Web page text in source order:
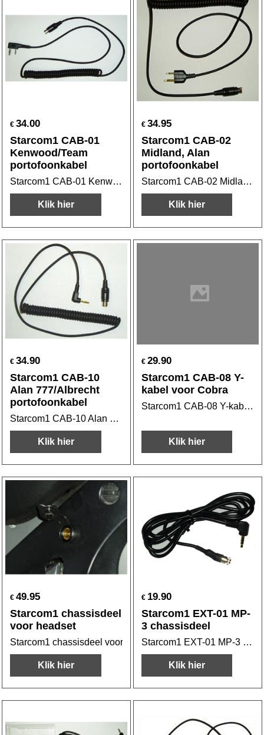
€ 34.00
Starcom1 CAB-01
Kenwood/Team
portofoonkabel
Starcom1 CAB-01 Kenwood/Team portofoonkabel
Klik hier
€ 34.95
Starcom1 CAB-02
Midland, Alan
portofoonkabel
Starcom1 CAB-02 Midland, Alan portofoonkabel
Klik hier
€ 34.90
Starcom1 CAB-10
Alan 777/Albrecht
portofoonkabel
Starcom1 CAB-10 Alan 777 portofoonkabel
Klik hier
€ 29.90
Starcom1 CAB-08 Y-
kabel voor Cobra
Starcom1 CAB-08 Y-kabel voor Cobra
Klik hier
€ 49.95
Starcom1 chassisdeel
voor headset
Starcom1 chassisdeel voor headset incl. waterdichte
Klik hier
€ 19.90
Starcom1 EXT-01 MP-
3 chassisdeel
Starcom1 EXT-01 MP-3 chassisdeel
Klik hier